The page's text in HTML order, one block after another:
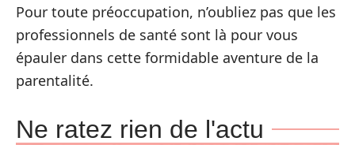
Pour toute préoccupation, n’oubliez pas que les
professionnels de santé sont là pour vous
épauler dans cette formidable aventure de la
parentalité.
Ne ratez rien de l'actu